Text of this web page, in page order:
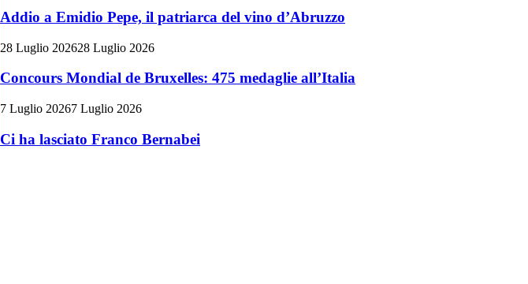
Addio a Emidio Pepe, il patriarca del vino d’Abruzzo
28 Luglio 202628 Luglio 2026
Concours Mondial de Bruxelles: 475 medaglie all’Italia
7 Luglio 20267 Luglio 2026
Ci ha lasciato Franco Bernabei